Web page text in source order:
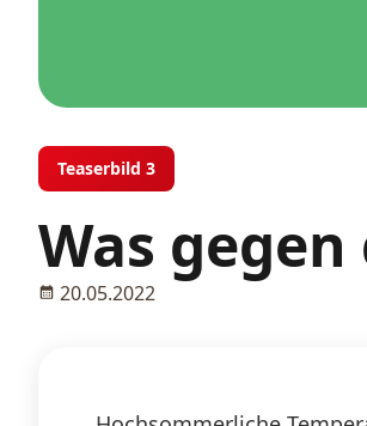
Teaserbild 3
Was
20.05.2022